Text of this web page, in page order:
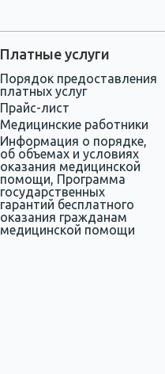
Платные услуги
Порядок предоставления
платных услуг
Прайс-лист
Медицинские работники
Информация о порядке,
об объемах и условиях
оказания медицинской
помощи, Программа
государственных
гарантий бесплатного
оказания гражданам
медицинской помощи